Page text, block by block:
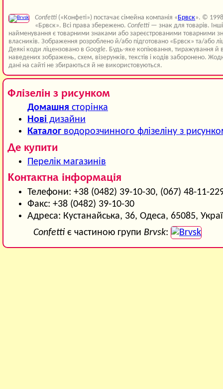
Confetti («Конфеті») постачає сімейна компанія « Брвск». ©
«Брвск». Всі права збережено.Confetti — знак для товарів. Інші
найменування є товарними знаками або зареєстрованими товарними
власників. Зображення розроблено й/або підготовано «Брвск» та/або
Деякі коди ліцензовано в Google. Будь-яке копіювання, тиражування й
наведених зображень, схем, візерунків, текстів і кодів заборонено.
дані на сайті не збираються й не використовуються.
Флізелін з рисунком
Домашня сторінка
Нові дизайни
Каталог водорозчинного флізеліну з
Де купити
Перелік магазинів
Контактна інформація
Телефони: +38 (0482) 39-10-30, (067) 48-11-
Факс: +38 (0482) 39-10-30
Адреса: Кустанайська, 36, Одеса, 65085,
Confettiє частиною групи Brvsk: